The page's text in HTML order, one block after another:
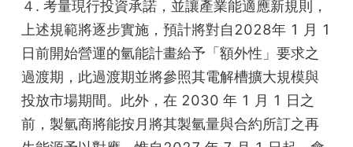
４. 考量現行投資承諾，並讓產業能適應新規則，
上述規範將逐步實施，預計將對自2028年 1 月 1
日前開始營運的氫能計畫給予「額外性」要求之
過渡期，此過渡期並將參照其電解槽擴大規模與
投放市場期間。此外，在 2030 年 1 月 1 日之
前，製氫商將能按月將其製氫量與合約所訂之再